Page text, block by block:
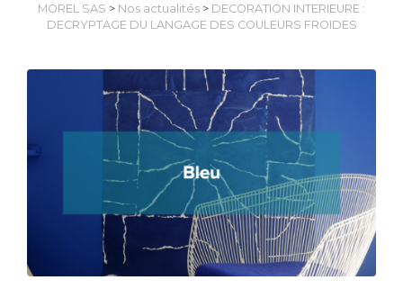
MOREL SAS > Nos actualités > DECORATION INTERIEURE :
DECRYPTAGE DU LANGAGE DES COULEURS FROIDES